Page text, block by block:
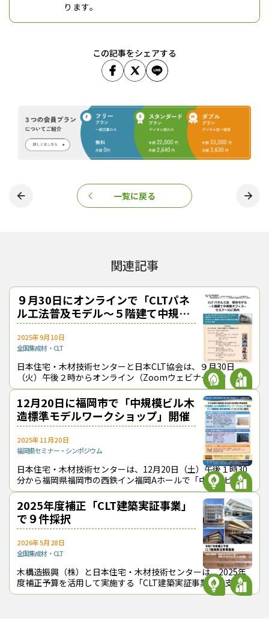
ります。
この記事をシェアする
一覧に戻る
関連記事
９月30日にオンラインで「CLTパネ
ル工法普及モデル～５階建て中規模
オフィス～セミナー」
2025年9月10日
全国集成材・CLT
日本住宅・木材技術センターと日本CLT協会は、９月30日
（火）午後２時からオンライン（Zoomウェビナー）で「CLT
パネル工法普及モデル～５階建て中規模オフィス～セミナー」
を開催する。追手門学院大学
12月20日に福岡市で「中規模ビル木
造標準モデルワークショップ」開催
2025年11月20日
福岡県セミナー・シンポジウム
日本住宅・木材技術センターは、12月20日（土）午後１時30
分から福岡県福岡市の西鉄イン福岡Aホールで「中規模ビル木
造標準モデルワークショップ」を開催し、芝浦工業大学建築学
部の山代悟教授による講義の
2025年度補正「CLT建築実証事業」
で９件採択
2026年5月28日
全国集成材・CLT
木構造振興（株）と日本住宅・木材技術センターは、2025年
度補正予算を活用して実施する「CLT建築実証事業」で支援す
る物件等を決めた。16件の応募があった中から次の９件を採